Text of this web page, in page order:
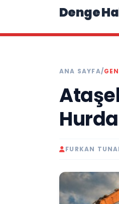
Denge
ANA SAYFA/
FURKAN